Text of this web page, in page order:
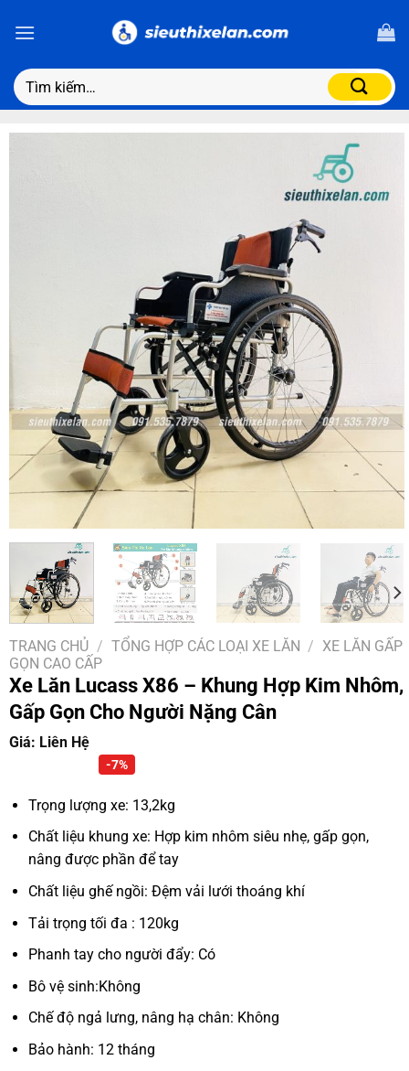
TRANG CHỦ / TỔNG HỢP CÁC LOẠI XE LĂN / XE LĂN GẤP
GỌN CAO CẤP
Xe Lăn Lucass X86 – Khung Hợp Kim Nhôm,
Gấp Gọn Cho Người Nặng Cân
Giá: Liên Hệ
-7%
Trọng lượng xe: 13,2kg
Chất liệu khung xe: Hợp kim nhôm siêu nhẹ, gấp gọn,
nâng được phần để tay
Chất liệu ghế ngồi: Đệm vải lưới thoáng khí
Tải trọng tối đa : 120kg
Phanh tay cho người đẩy: Có
Bô vệ sinh:Không
Chế độ ngả lưng, nâng hạ chân: Không
Bảo hành: 12 tháng